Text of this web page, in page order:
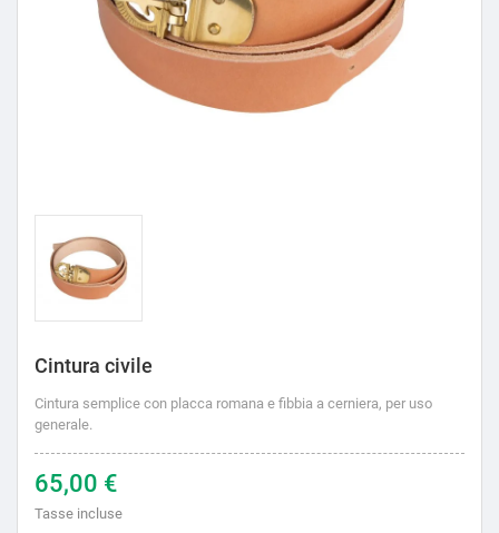
Cintura civile
Cintura semplice con placca romana e fibbia a cerniera, per uso
generale.
65,00 €
Tasse incluse